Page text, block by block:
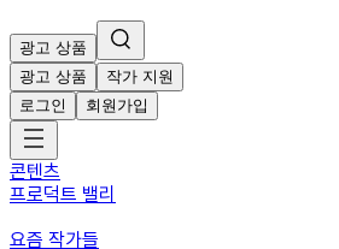
광고 상품
광고 상품
작가 지원
로그인
회원가입
콘텐츠
프로덕트 밸리
요즘 작가들